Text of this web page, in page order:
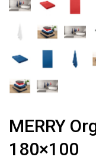
MERRY
180×100